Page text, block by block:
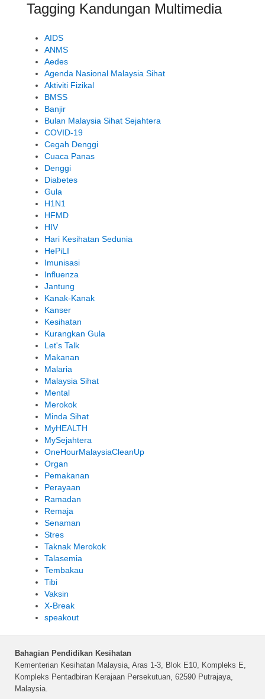
Tagging Kandungan Multimedia
AIDS
ANMS
Aedes
Agenda Nasional Malaysia Sihat
Aktiviti Fizikal
BMSS
Banjir
Bulan Malaysia Sihat Sejahtera
COVID-19
Cegah Denggi
Cuaca Panas
Denggi
Diabetes
Gula
H1N1
HFMD
HIV
Hari Kesihatan Sedunia
HePiLI
Imunisasi
Influenza
Jantung
Kanak-Kanak
Kanser
Kesihatan
Kurangkan Gula
Let's Talk
Makanan
Malaria
Malaysia Sihat
Mental
Merokok
Minda Sihat
MyHEALTH
MySejahtera
OneHourMalaysiaCleanUp
Organ
Pemakanan
Perayaan
Ramadan
Remaja
Senaman
Stres
Taknak Merokok
Talasemia
Tembakau
Tibi
Vaksin
X-Break
speakout
Bahagian Pendidikan Kesihatan
Kementerian Kesihatan Malaysia, Aras 1-3, Blok E10, Kompleks E,
Kompleks Pentadbiran Kerajaan Persekutuan, 62590 Putrajaya,
Malaysia.